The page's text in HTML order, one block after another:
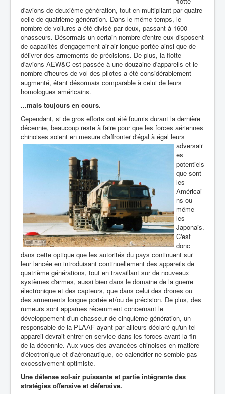
d'avions de deuxième génération, tout en multipliant par quatre
celle de quatrième génération. Dans le même temps, le
nombre de voilures a été divisé par deux, passant à 1600
chasseurs. Désormais un certain nombre d'entre eux disposent
de capacités d'engagement air-air longue portée ainsi que de
délivrer des armements de précisions. De plus, la flotte
d'avions AEW&C est passée à une douzaine d'appareils et le
nombre d'heures de vol des pilotes a été considérablement
augmenté, étant désormais comparable à celui de leurs
homologues américains.
...mais toujours en cours.
Cependant, si de gros efforts ont été fournis durant la dernière
décennie, beaucoup reste à faire pour que les forces aériennes
chinoises soient en mesure d'affronter d'égal à égal leurs
adversair
es
potentiels
que sont
les
Américai
ns ou
même
les
Japonais.
C'est
donc
dans cette optique que les autorités du pays continuent sur
leur lancée en introduisant continuellement des appareils de
quatrième générations, tout en travaillant sur de nouveaux
systèmes d'armes, aussi bien dans le domaine de la guerre
électronique et des capteurs, que dans celui des drones ou
des armements longue portée et/ou de précision. De plus, des
rumeurs sont apparues récemment concernant le
développement d'un chasseur de cinquième génération, un
responsable de la PLAAF ayant par ailleurs déclaré qu'un tel
appareil devrait entrer en service dans les forces avant la fin
de la décennie. Aux vues des avancées chinoises en matière
d'électronique et d'aéronautique, ce calendrier ne semble pas
excessivement optimiste.
Une défense sol-air puissante et partie intégrante des
stratégies offensive et défensive.